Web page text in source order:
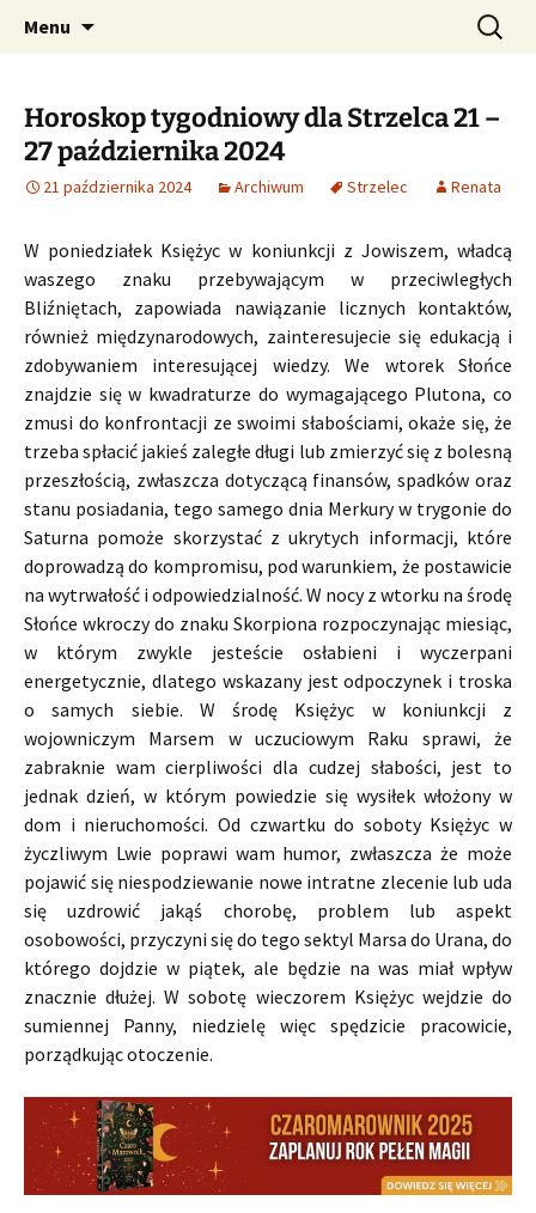
CzaroMarowy horoskop
dzienny, miesięczny i
tygodniowy
Profesjonalne przepowiednie astrologiczne
Menu Szukaj:
Horoskop tygodniowy dla Strzelca 21 –
27 października 2024
21 października 2024 Archiwum Strzelec Renata
W poniedziałek Księżyc w koniunkcji z Jowiszem, władcą
waszego znaku przebywającym w przeciwległych
Bliźniętach, zapowiada nawiązanie licznych kontaktów,
również międzynarodowych, zainteresujecie się edukacją i
zdobywaniem interesującej wiedzy. We wtorek Słońce
znajdzie się w kwadraturze do wymagającego Plutona, co
zmusi do konfrontacji ze swoimi słabościami, okaże się, że
trzeba spłacić jakieś zaległe długi lub zmierzyć się z bolesną
przeszłością, zwłaszcza dotyczącą finansów, spadków oraz
stanu posiadania, tego samego dnia Merkury w trygonie do
Saturna pomoże skorzystać z ukrytych informacji, które
doprowadzą do kompromisu, pod warunkiem, że postawicie
na wytrwałość i odpowiedzialność. W nocy z wtorku na środę
Słońce wkroczy do znaku Skorpiona rozpoczynając miesiąc,
w którym zwykle jesteście osłabieni i wyczerpani
energetycznie, dlatego wskazany jest odpoczynek i troska
o samych siebie. W środę Księżyc w koniunkcji z
wojowniczym Marsem w uczuciowym Raku sprawi, że
zabraknie wam cierpliwości dla cudzej słabości, jest to
jednak dzień, w którym powiedzie się wysiłek włożony w
dom i nieruchomości. Od czwartku do soboty Księżyc w
życzliwym Lwie poprawi wam humor, zwłaszcza że może
pojawić się niespodziewanie nowe intratne zlecenie lub uda
się uzdrowić jakąś chorobę, problem lub aspekt
osobowości, przyczyni się do tego sektyl Marsa do Urana, do
którego dojdzie w piątek, ale będzie na was miał wpływ
znacznie dłużej. W sobotę wieczorem Księżyc wejdzie do
sumiennej Panny, niedzielę więc spędzicie pracowicie,
porządkując otoczenie.